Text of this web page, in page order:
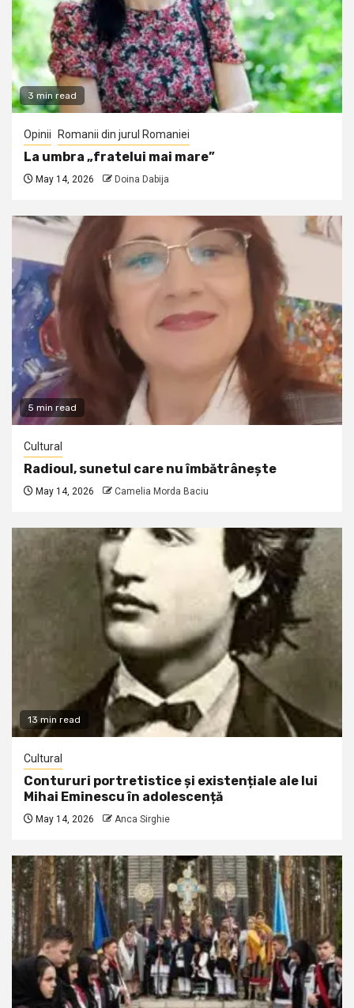
3 min read
Opinii Romanii din jurul Romaniei
La umbra „fratelui mai mare”
May 14, 2026 Doina Dabija
5 min read
Cultural
Radioul, sunetul care nu îmbătrânește
May 14, 2026 Camelia Morda Baciu
13 min read
Cultural
Contururi portretistice și existențiale ale lui
Mihai Eminescu în adolescență
May 14, 2026 Anca Sirghie